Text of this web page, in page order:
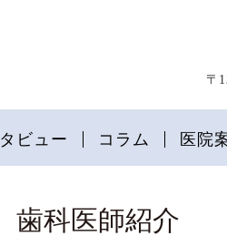
〒
ビュー コラム 医院
歯科医師紹介